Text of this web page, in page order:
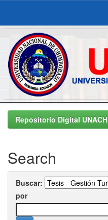
Skip
navigationRepositorio Digital UNACH
Search
Buscar:
por